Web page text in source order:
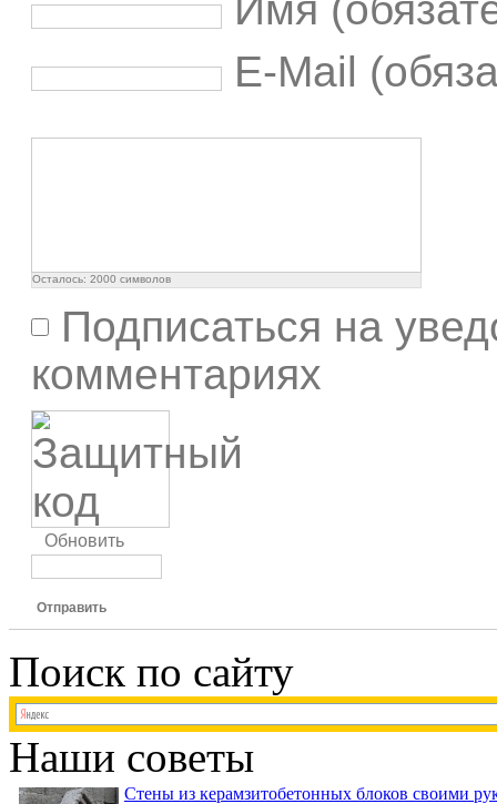
Имя
E-Mail
Осталось: 2000 символов
Подписаться на
комментариях
Обновить
Отправить
Поиск по сайту
Наши советы
Стены из керамзитобетонных блоков своими